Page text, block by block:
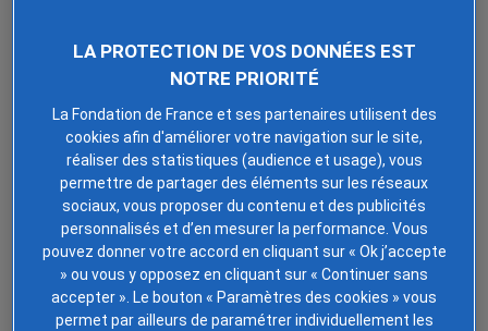
Elle doit être réalisée dans les24 heures
décès. Tout majeur peut l’effectuer : conjoint, membre
de la famille, mais aussi l’hôpital ou les pompes
funèbres.
À fournir :
> le certificat médical de décès ;
> une pièce d’identité du défunt (ou livret de famille) ;
LA PROTECTION DE VOS DONNÉES EST
NOTRE PRIORITÉ
La Fondation de France et ses partenaires utilisent des
cookies afin d'améliorer votre navigation sur le site,
réaliser des statistiques (audience et usage), vous
permettre de partager des éléments sur les réseaux
sociaux, vous proposer du contenu et des publicités
personnalisés et d’en mesurer la performance. Vous
pouvez donner votre accord en cliquant sur « Ok j’accepte
» ou vous y opposez en cliquant sur « Continuer sans
accepter ». Le bouton « Paramètres des cookies » vous
permet par ailleurs de paramétrer individuellement les